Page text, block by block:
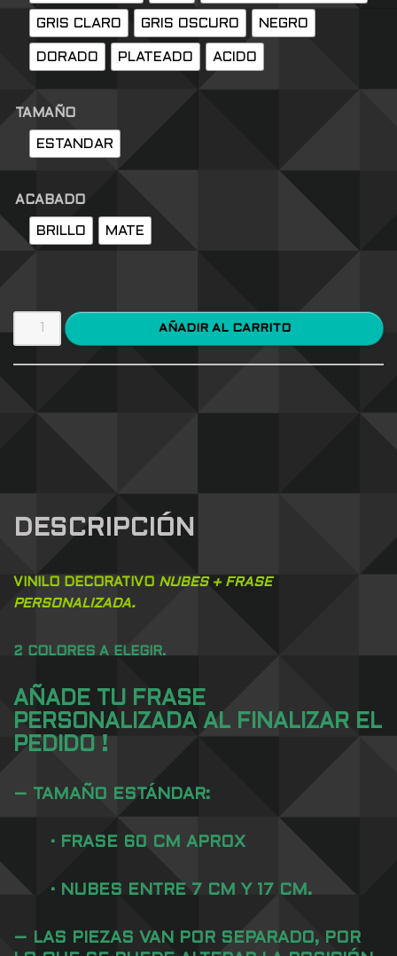
GRIS CLARO GRIS OSCURO NEGRO
DORADO PLATEADO ACIDO
TAMAÑO
ESTANDAR
ACABADO
BRILLO MATE
AÑADIR AL CARRITO
DESCRIPCIÓN
VINILO DECORATIVO NUBES + FRASE
PERSONALIZADA.
2 COLORES A ELEGIR.
AÑADE TU FRASE
PERSONALIZADA AL FINALIZAR EL
PEDIDO !
– TAMAÑO ESTÁNDAR:
· FRASE 60 CM APROX
· NUBES ENTRE 7 CM Y 17 CM.
– LAS PIEZAS VAN POR SEPARADO, POR